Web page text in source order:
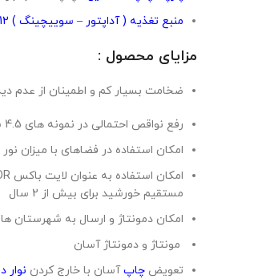
منبع تغذیه ( آداپتور – سوییچینگ ) 12 ولت
مزایای محصول :
ضخامت بسیار کم و اطمینان از عدم
رفع نواقص احتمالی در نمونه های 4.5 سانتیمتری مشابه که در بخش معرفی محصول بدان اشاره شد.
امکان استفاده در فضاهای با میزان
مستقیم خورشید برای بیش از 2 سال
امکان دمونتاژ و ارسال به شهرستان
مونتاژ و دمونتاژ آسان
تعویض چاپآسان با خارج کردن نوار